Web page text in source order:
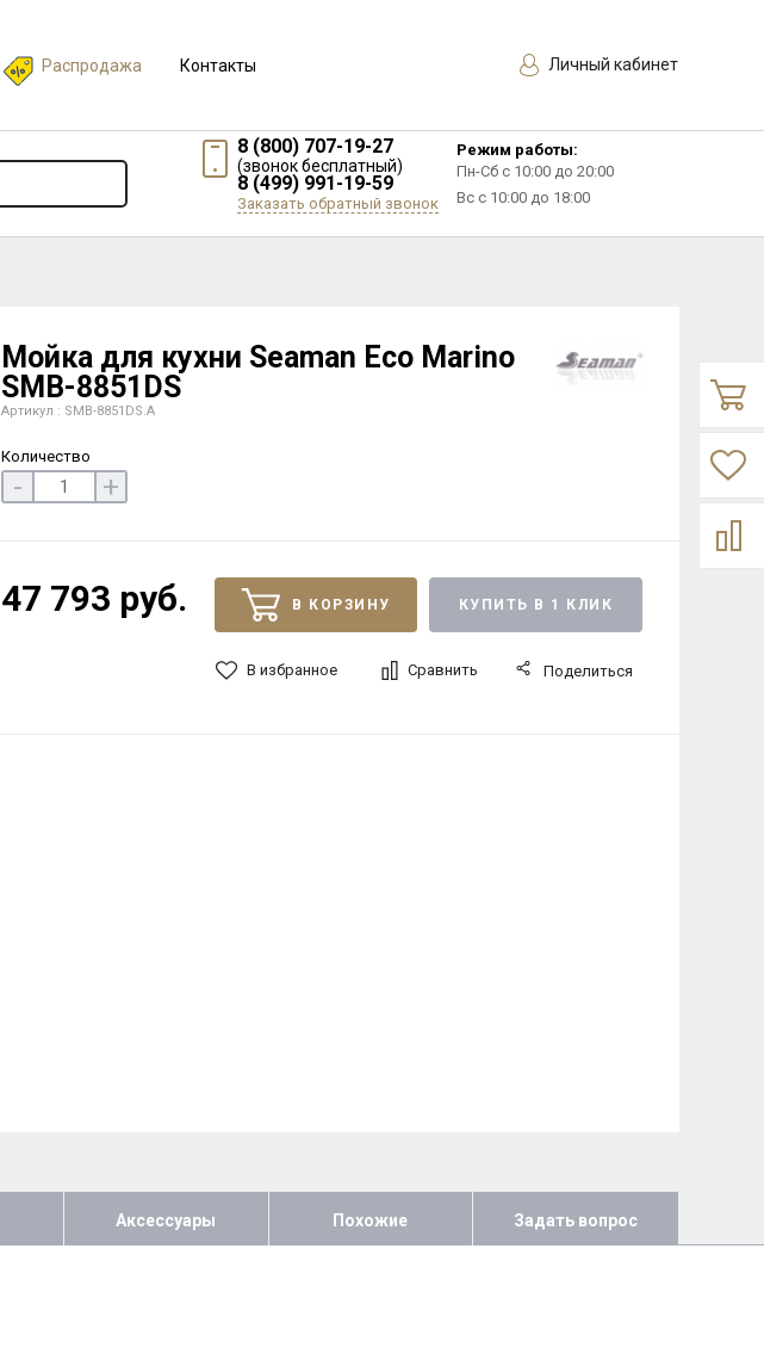
Распродажа Контакты Личный кабинет
8 (800) 707-19-27
(звонок бесплатный)
8 (499) 991-19-59
Заказать обратный звонок
Режим работы:
Пн-Сб с 10:00 до 20:00
Вс с 10:00 до 18:00
Мойка для кухни Seaman Eco Marino
SMB-8851DS
Артикул : SMB-8851DS.A
Количество
- +
47 793 руб. В КОРЗИНУ КУПИТЬ В 1 КЛИК
В избранное Сравнить Поделиться
Аксессуары Похожие Задать вопрос